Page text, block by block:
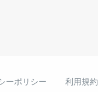
ーポリシー 利用規約